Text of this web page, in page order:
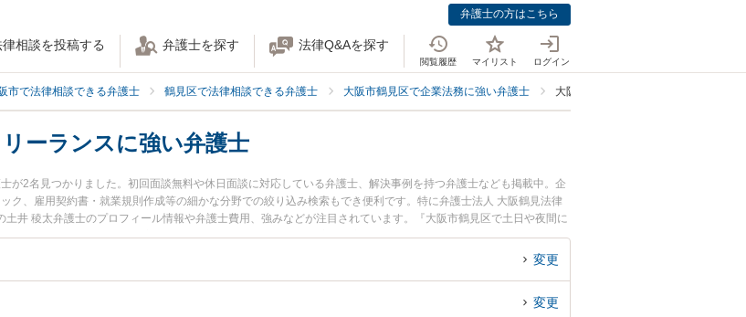
弁護士の方はこちら
律相談を投稿する 弁護士を探す 法律Q&Aを探す
閲覧履歴 マイリスト ログイン
市で法律相談できる弁護士 鶴見区で法律相談できる弁護士 大阪市鶴見区で企業法務に強い弁護士 大阪市鶴見区で個人事業主・フリーラ
ーランスに強い弁護士
が2名見つかりました。初回面談無料や休日面談に対応している弁護士、解決事例を持つ弁護士なども掲載中。企
ク、雇用契約書・就業規則作成等の細かな分野での絞り込み検索もでき便利です。特に弁護士法人 大阪鶴見法律
井 稜太弁護士のプロフィール情報や弁護士費用、強みなどが注目されています。『大阪市鶴見区で土日や夜間に
に相談したい』『個人事業主・フリーランスのトラブル解決の実績豊富な近くの弁護士を検索したい』『初回相談
内の弁護士に相談予約したい』などでお困りの相談者さんにおすすめです。
変更
変更